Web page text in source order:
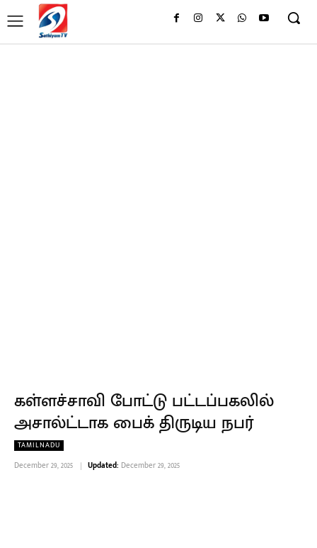
கள்ளச்சாவி போட்டு பட்டப்பகலில்
அசால்ட்டாக பைக் திருடிய நபர்
TAMILNADU
December 29, 2025 Updated: December 29, 2025